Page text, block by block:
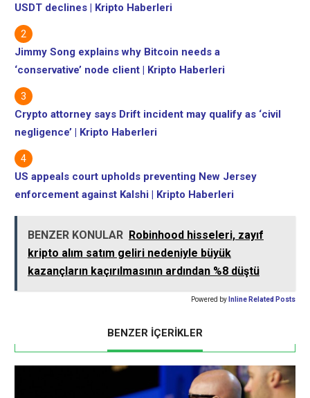
USDT declines | Kripto Haberleri
Jimmy Song explains why Bitcoin needs a
‘conservative’ node client | Kripto Haberleri
Crypto attorney says Drift incident may qualify as ‘civil
negligence’ | Kripto Haberleri
US appeals court upholds preventing New Jersey
enforcement against Kalshi | Kripto Haberleri
BENZER KONULAR Robinhood hisseleri, zayıf
kripto alım satım geliri nedeniyle büyük
kazançların kaçırılmasının ardından %8 düştü
Powered by Inline Related Posts
BENZER İÇERİKLER